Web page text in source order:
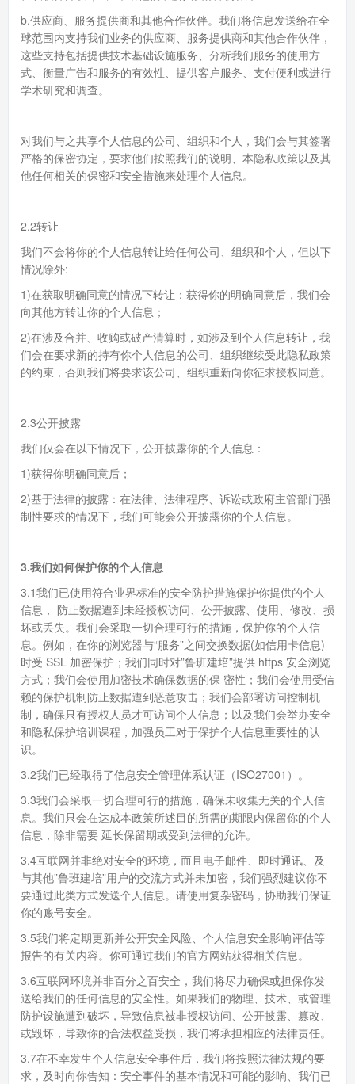
b.供应商、服务提供商和其他合作伙伴。我们将信息发送给在全
球范围内支持我们业务的供应商、服务提供商和其他合作伙伴，
这些支持包括提供技术基础设施服务、分析我们服务的使用方
式、衡量广告和服务的有效性、提供客户服务、支付便利或进行
学术研究和调查。
对我们与之共享个人信息的公司、组织和个人，我们会与其签署
严格的保密协定，要求他们按照我们的说明、本隐私政策以及其
他任何相关的保密和安全措施来处理个人信息。
2.2转让
我们不会将你的个人信息转让给任何公司、组织和个人，但以下
情况除外:
1)在获取明确同意的情况下转让：获得你的明确同意后，我们会
向其他方转让你的个人信息；
2)在涉及合并、收购或破产清算时，如涉及到个人信息转让，我
们会在要求新的持有你个人信息的公司、组织继续受此隐私政策
的约束，否则我们将要求该公司、组织重新向你征求授权同意。
2.3公开披露
我们仅会在以下情况下，公开披露你的个人信息：
1)获得你明确同意后；
2)基于法律的披露：在法律、法律程序、诉讼或政府主管部门强
制性要求的情况下，我们可能会公开披露你的个人信息。
3.我们如何保护你的个人信息
3.1我们已使用符合业界标准的安全防护措施保护你提供的个人
信息， 防止数据遭到未经授权访问、公开披露、使用、修改、损
坏或丢失。我们会采取一切合理可行的措施，保护你的个人信
息。例如，在你的浏览器与“服务”之间交换数据(如信用卡信息)
时受 SSL 加密保护；我们同时对”鲁班建培”提供 https 安全浏览
方式；我们会使用加密技术确保数据的保 密性；我们会使用受信
赖的保护机制防止数据遭到恶意攻击；我们会部署访问控制机
制，确保只有授权人员才可访问个人信息；以及我们会举办安全
和隐私保护培训课程，加强员工对于保护个人信息重要性的认
识。
3.2我们已经取得了信息安全管理体系认证（ISO27001）。
3.3我们会采取一切合理可行的措施，确保未收集无关的个人信
息。我们只会在达成本政策所述目的所需的期限内保留你的个人
信息，除非需要 延长保留期或受到法律的允许。
3.4互联网并非绝对安全的环境，而且电子邮件、即时通讯、及
与其他”鲁班建培”用户的交流方式并未加密，我们强烈建议你不
要通过此类方式发送个人信息。请使用复杂密码，协助我们保证
你的账号安全。
3.5我们将定期更新并公开安全风险、个人信息安全影响评估等
报告的有关内容。你可通过我们的官方网站获得相关信息。
3.6互联网环境并非百分之百安全，我们将尽力确保或担保你发
送给我们的任何信息的安全性。如果我们的物理、技术、或管理
防护设施遭到破坏，导致信息被非授权访问、公开披露、篡改、
或毁坏，导致你的合法权益受损，我们将承担相应的法律责任。
3.7在不幸发生个人信息安全事件后，我们将按照法律法规的要
求，及时向你告知：安全事件的基本情况和可能的影响、我们已